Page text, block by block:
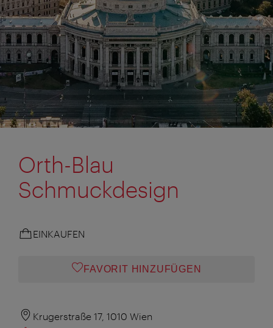
Orth-Blau
Schmuckdesign
EINKAUFEN
FAVORIT HINZUFÜGEN
Krugerstraße 17, 1010 Wien